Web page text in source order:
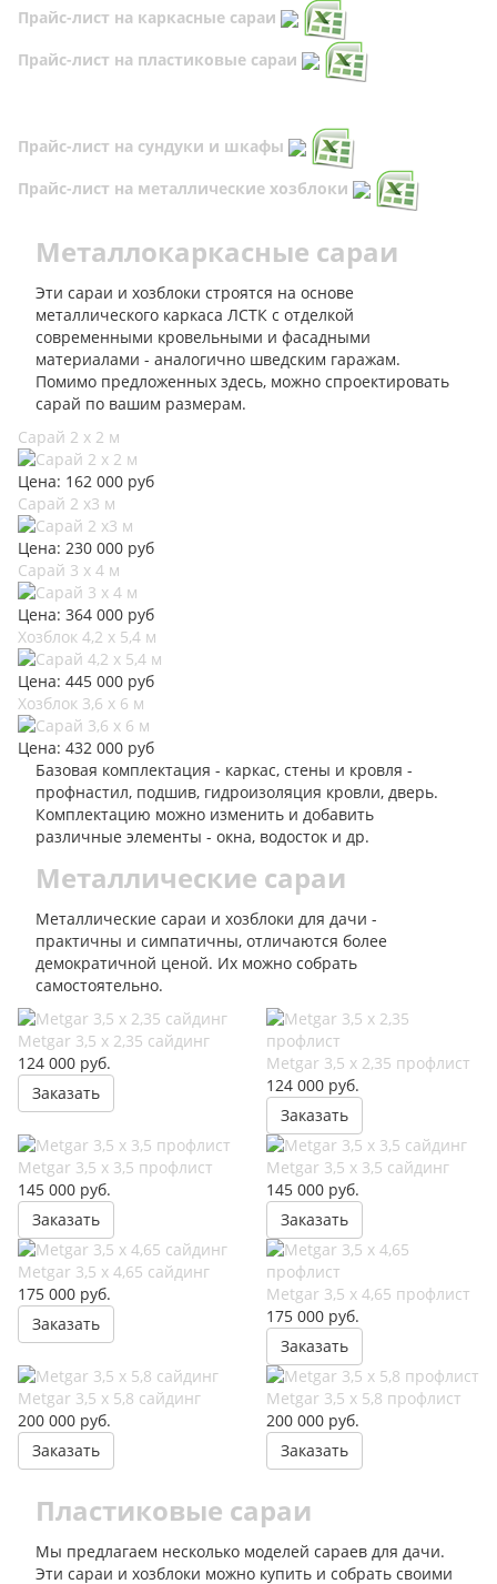
Прайс-лист на каркасные сараи
Прайс-лист на пластиковые сараи
Прайс-лист на сундуки и шкафы
Прайс-лист на металлические хозблоки
Металлокаркасные сараи
Эти сараи и хозблоки строятся на основе
металлического каркаса ЛСТК с отделкой
современными кровельными и фасадными
материалами - аналогично шведским гаражам.
Помимо предложенных здесь, можно спроектировать
сарай по вашим размерам.
Сарай 2 х 2 м
Цена: 162 000 руб
Сарай 2 х3 м
Цена: 230 000 руб
Сарай 3 х 4 м
Цена: 364 000 руб
Хозблок 4,2 х 5,4 м
Цена: 445 000 руб
Хозблок 3,6 х 6 м
Цена: 432 000 руб
Базовая комплектация - каркас, стены и кровля -
профнастил, подшив, гидроизоляция кровли, дверь.
Комплектацию можно изменить и добавить
различные элементы - окна, водосток и др.
Металлические сараи
Металлические сараи и хозблоки для дачи -
практичны и симпатичны, отличаются более
демократичной ценой. Их можно собрать
самостоятельно.
Metgar 3,5 x 2,35 сайдинг
124 000 руб.
Заказать
Metgar 3,5 x 2,35 профлист
124 000 руб.
Заказать
Metgar 3,5 x 3,5 профлист
145 000 руб.
Заказать
Metgar 3,5 x 3,5 сайдинг
145 000 руб.
Заказать
Metgar 3,5 x 4,65 сайдинг
175 000 руб.
Заказать
Metgar 3,5 x 4,65 профлист
175 000 руб.
Заказать
Metgar 3,5 x 5,8 сайдинг
200 000 руб.
Заказать
Metgar 3,5 x 5,8 профлист
200 000 руб.
Заказать
Пластиковые сараи
Мы предлагаем несколько моделей сараев для дачи.
Эти сараи и хозблоки можно купить и собрать своими